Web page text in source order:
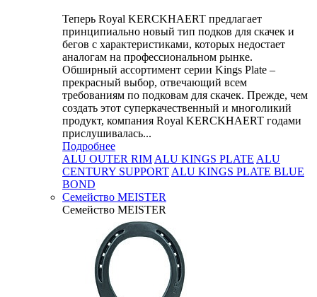
Теперь Royal KERCKHAERT предлагает
принципиально новый тип подков для скачек и
бегов с характеристиками, которых недостает
аналогам на профессиональном рынке.
Обширный ассортимент серии Kings Plate –
прекрасный выбор, отвечающий всем
требованиям по подковам для скачек. Прежде, чем
создать этот суперкачественный и многоликий
продукт, компания Royal KERCKHAERT годами
прислушивалась...
Подробнее
ALU OUTER RIM ALU KINGS PLATE ALU
CENTURY SUPPORT ALU KINGS PLATE BLUE
BOND
Семейство МEISTER
Семейство МEISTER